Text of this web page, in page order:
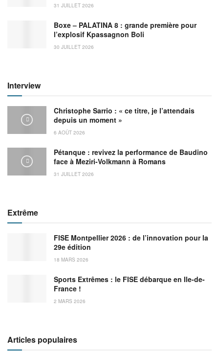
31 JUILLET 2026
Boxe – PALATINA 8 : grande première pour
l’explosif Kpassagnon Boli
30 JUILLET 2026
Interview
Christophe Sarrio : « ce titre, je l’attendais
depuis un moment »
6 AOÛT 2026
Pétanque : revivez la performance de Baudino
face à Meziri-Volkmann à Romans
31 JUILLET 2026
Extrême
FISE Montpellier 2026 : de l’innovation pour la
29e édition
18 MARS 2026
Sports Extrêmes : le FISE débarque en Ile-de-
France !
2 MARS 2026
Articles populaires